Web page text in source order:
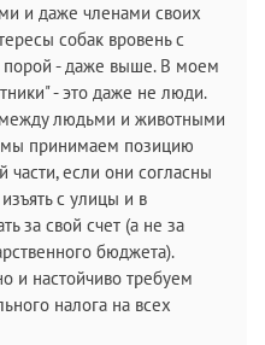
и даже членами своих
собак вровень с
порой - даже выше. В моем
- это даже не люди.
людьми и животными
мы принимаем позицию
части, если они согласны
с улицы и в
за свой счет (а не за
бюджета).
и настойчиво требуем
налога на всех